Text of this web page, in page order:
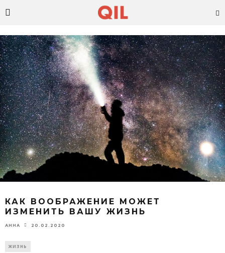
КАК ВООБРАЖЕНИЕ МОЖЕТ
ИЗМЕНИТЬ ВАШУ ЖИЗНЬ
АННА 20.02.2020
ЖИЗНЬ